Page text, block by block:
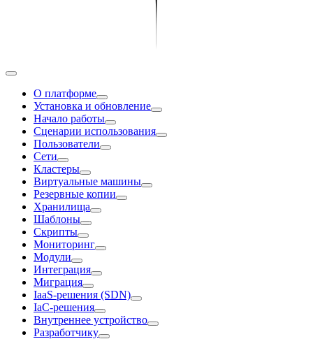
О платформе
Установка и обновление
Начало работы
Сценарии использования
Пользователи
Сети
Кластеры
Виртуальные машины
Резервные копии
Хранилища
Шаблоны
Скрипты
Мониторинг
Модули
Интеграция
Миграция
IaaS-решения (SDN)
IaC-решения
Внутреннее устройство
Разработчику